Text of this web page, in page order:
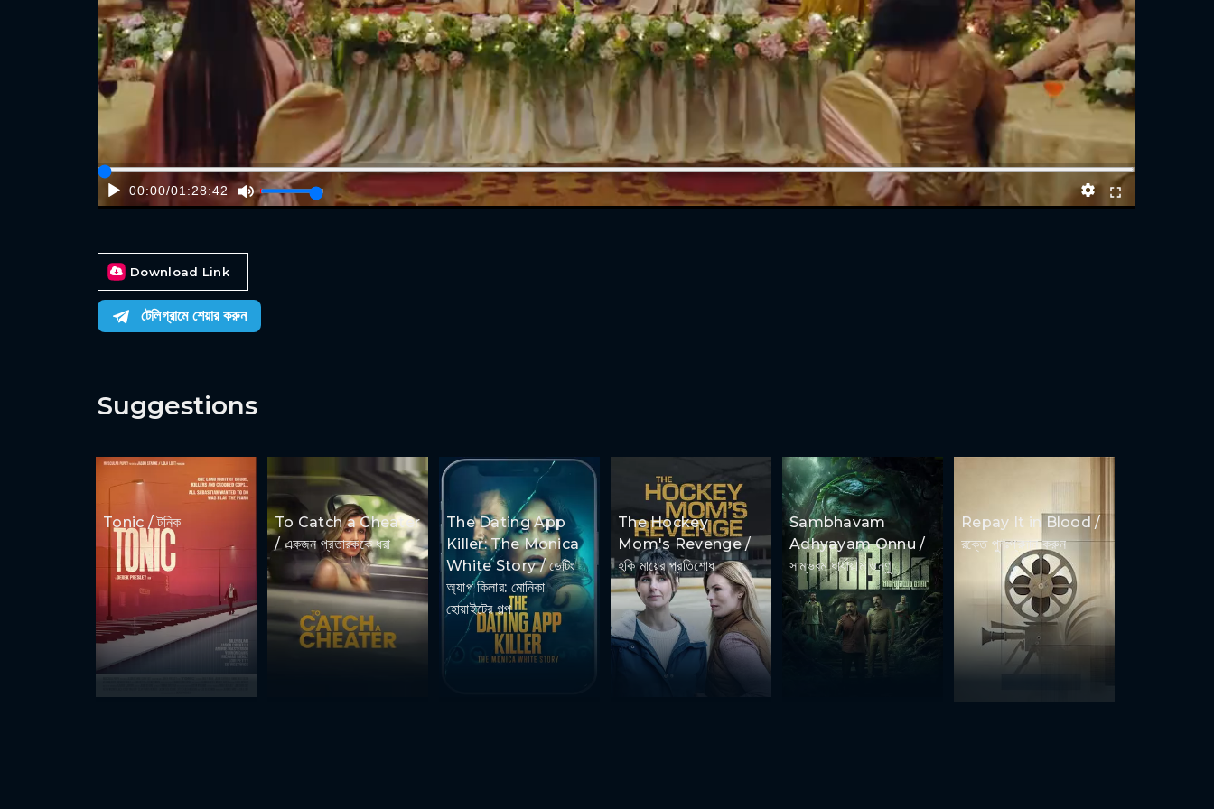
00:00/01:28:42
Download Link
টেলিগ্রামে শেয়ার করুন
Suggestions
Tonic / টনিক
To Catch a Cheater
/ একজন প্রতারককে ধরা
The Dating App
Killer: The Monica
White Story / ডেটিং
অ্যাপ কিলার: মোনিকা
হোয়াইটের গল্প
The Hockey
Mom's Revenge /
হকি মায়ের প্রতিশোধ
Sambhavam
Adhyayam Onnu /
সাম্ভবম ধার্যায়াম ওন্ণু
Repay It in Blood /
রক্তে পুনঃপ্রদান করুন